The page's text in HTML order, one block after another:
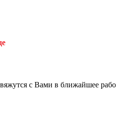
с Вами в ближайшее